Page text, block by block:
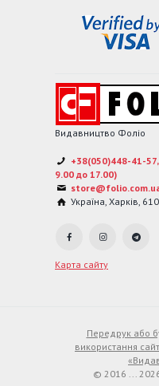
Видавництво Фоліо
+38(050)448-41-
9.00 до 17.00)
Україна, Харків,
Карта сайту
Передрук або
використання
© 2016 ...